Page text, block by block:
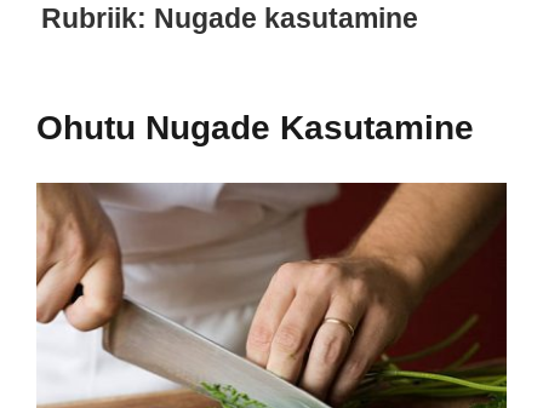
Rubriik: Nugade kasutamine
Ohutu Nugade Kasutamine